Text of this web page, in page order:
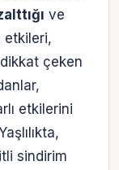
ve
etkileri,
çeken
etkilerini
sindirim